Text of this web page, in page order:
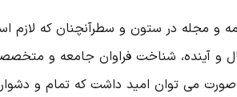
و مجله در ستون و سطرآنچنان که لازم
و آینده، شناخت فراوان جامعه و
صورت می توان امید داشت که تمام و